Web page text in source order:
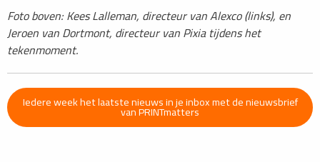
Foto boven: Kees Lalleman, directeur van Alexco (links), en
Jeroen van Dortmont, directeur van Pixia tijdens het
tekenmoment.
Iedere week het laatste nieuws in je inbox met de nieuwsbrief
van PRINTmatters